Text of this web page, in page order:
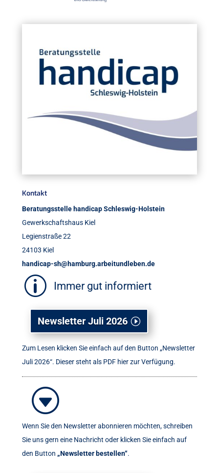
Kontakt
Beratungsstelle handicap Schleswig-Holstein
Gewerkschaftshaus Kiel
Legienstraße 22
24103 Kiel
handicap-sh@hamburg.arbeitundleben.de
p Immer gut informiert
Newsletter Juli 2026
Zum Lesen klicken Sie einfach auf den Button „Newsletter
Juli 2026“. Dieser steht als PDF hier zur Verfügung.
G
Wenn Sie den Newsletter abonnieren möchten, schreiben
Sie uns gern eine Nachricht oder klicken Sie einfach auf
den Button „Newsletter bestellen“.